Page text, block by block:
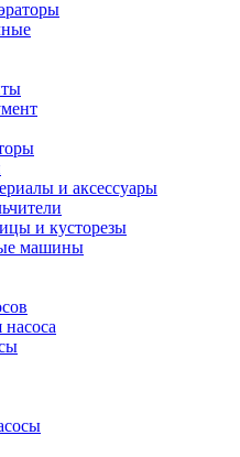
и аксессуары
и кусторезы
машины